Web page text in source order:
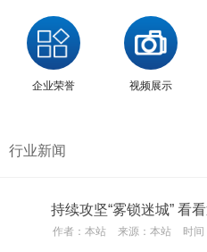
企业荣誉 视频展示
行业新闻
持续攻坚“雾锁迷城” 看
作者： 本站 来源： 本站 时间